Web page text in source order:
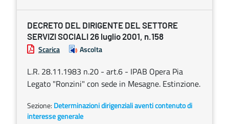
DECRETO DEL DIRIGENTE DEL SETTORE
SERVIZI SOCIALI 26 luglio 2001, n.158
Scarica Ascolta
L.R. 28.11.1983 n.20 - art.6 - IPAB Opera Pia
Legato "Ronzini" con sede in Mesagne. Estinzione.
Sezione: Determinazioni dirigenziali aventi contenuto di
interesse generale